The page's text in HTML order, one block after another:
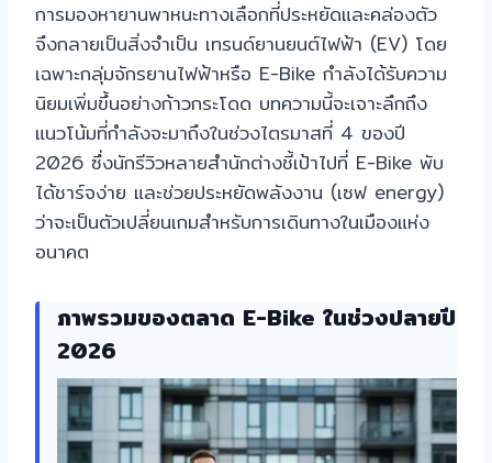
การมองหายานพาหนะทางเลือกที่ประหยัดและคล่องตัว
จึงกลายเป็นสิ่งจำเป็น เทรนด์ยานยนต์ไฟฟ้า (EV) โดย
เฉพาะกลุ่มจักรยานไฟฟ้าหรือ E-Bike กำลังได้รับความ
นิยมเพิ่มขึ้นอย่างก้าวกระโดด บทความนี้จะเจาะลึกถึง
แนวโน้มที่กำลังจะมาถึงในช่วงไตรมาสที่ 4 ของปี
2026 ซึ่งนักรีวิวหลายสำนักต่างชี้เป้าไปที่ E-Bike พับ
ได้ชาร์จง่าย และช่วยประหยัดพลังงาน (เซฟ energy)
ว่าจะเป็นตัวเปลี่ยนเกมสำหรับการเดินทางในเมืองแห่ง
อนาคต
ภาพรวมของตลาด E-Bike ในช่วงปลายปี
2026